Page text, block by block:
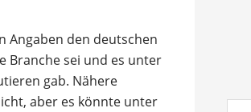
Angaben den deutschen
Branche sei und es unter
gab. Nähere
aber es könnte unter